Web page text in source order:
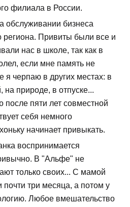
филиала в России.
обслуживании бизнеса
Привиты были все и
нас в школе, так как в
если мне память не
я черпаю в других местах: в
на природе, в отпуске...
после пяти лет совместной
себя немного
начинает привыкать.
воспринимается
В "Альфе" не
только своих... С мамой
три месяца, а потом у
Любое вмешательство